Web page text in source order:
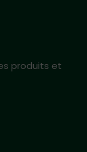
produits et